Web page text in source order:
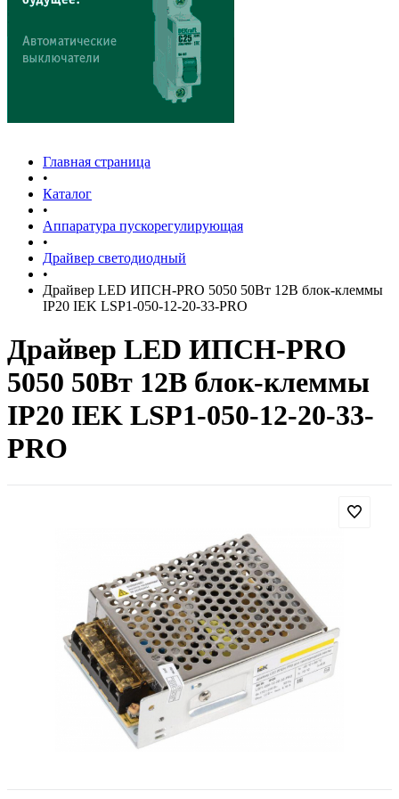
Главная страница
•
Каталог
•
Аппаратура пускорегулирующая
•
Драйвер светодиодный
•
Драйвер LED ИПСН-PRO 5050 50Вт 12В блок-клеммы
IP20 IEK LSP1-050-12-20-33-PRO
Драйвер LED ИПСН-PRO
5050 50Вт 12В блок-клеммы
IP20 IEK LSP1-050-12-20-33-
PRO